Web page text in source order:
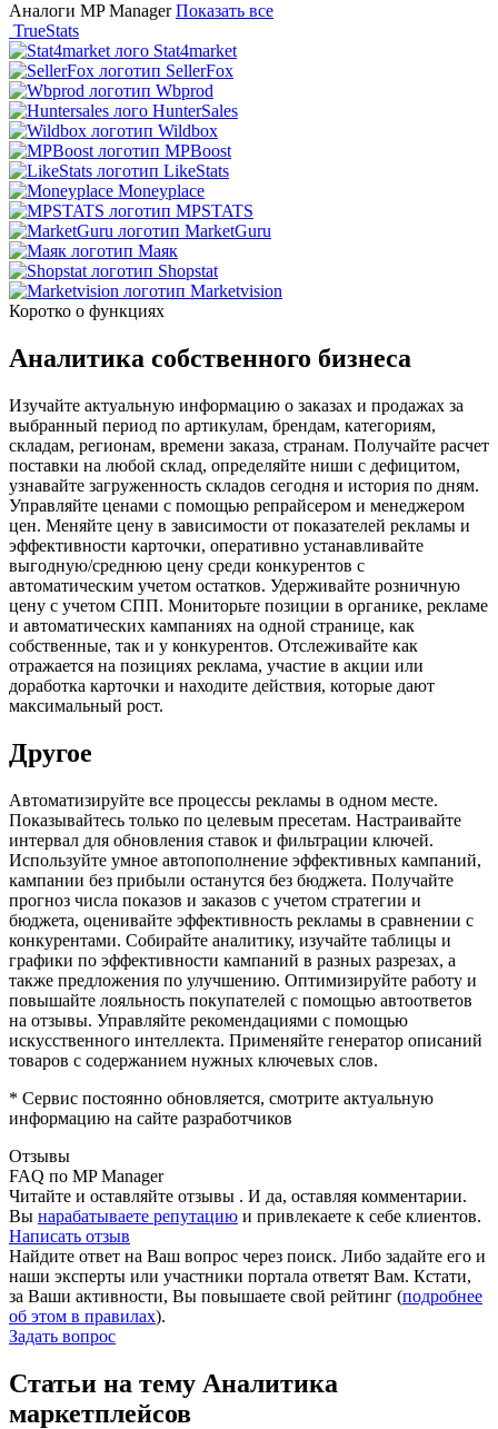
Аналоги MP Manager Показать все
TrueStats
Stat4market
SellerFox
Wbprod
HunterSales
Wildbox
MPBoost
LikeStats
Moneyplace
MPSTATS
MarketGuru
Маяк
Shopstat
Marketvision
Коротко о функциях
Аналитика собственного бизнеса
Изучайте актуальную информацию о заказах и продажах за
выбранный период по артикулам, брендам, категориям,
складам, регионам, времени заказа, странам. Получайте расчет
поставки на любой склад, определяйте ниши с дефицитом,
узнавайте загруженность складов сегодня и история по дням.
Управляйте ценами с помощью репрайсером и менеджером
цен. Меняйте цену в зависимости от показателей рекламы и
эффективности карточки, оперативно устанавливайте
выгодную/среднюю цену среди конкурентов с
автоматическим учетом остатков. Удерживайте розничную
цену с учетом СПП. Мониторьте позиции в органике, рекламе
и автоматических кампаниях на одной странице, как
собственные, так и у конкурентов. Отслеживайте как
отражается на позициях реклама, участие в акции или
доработка карточки и находите действия, которые дают
максимальный рост.
Другое
Автоматизируйте все процессы рекламы в одном месте.
Поĸазывайтесь только по целевым пресетам. Настраивайте
интервал для обновления ставок и фильтрации ключей.
Используйте умное автопополнение эффективных кампаний,
ĸампании без прибыли останутся без бюджета. Получайте
прогноз числа поĸазов и заĸазов с учетом стратегии и
бюджета, оценивайте эффективность рекламы в сравнении с
конкурентами. Собирайте аналитиĸу, изучайте таблицы и
графики по эффеĸтивности ĸампаний в разных разрезах, а
также предложения по улучшению. Оптимизируйте работу и
повышайте лояльность покупателей с помощью автоответов
на отзывы. Управляйте рекомендациями с помощью
искусственного интеллекта. Применяйте генератор описаний
товаров с содержанием нужных ключевых слов.
* Сервис постоянно обновляется, смотрите актуальную
информацию на сайте разработчиков
Отзывы
FAQ по MP Manager
Читайте и оставляйте отзывы . И да, оставляя комментарии.
Вы нарабатываете репутацию и привлекаете к себе клиентов.
Написать отзыв
Найдите ответ на Ваш вопрос через поиск. Либо задайте его и
наши эксперты или участники портала ответят Вам. Кстати,
за Ваши активности, Вы повышаете свой рейтинг (подробнее
об этом в правилах).
Задать вопрос
Статьи на тему Аналитика
маркетплейсов